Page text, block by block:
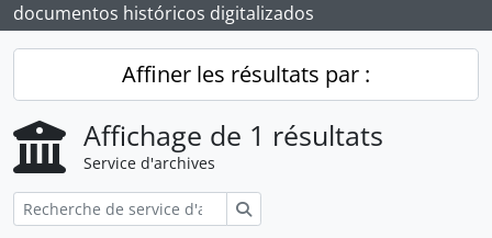
documentos históricos digitalizados
Affiner les résultats par :
Affichage de 1 résultats
Service d'archives